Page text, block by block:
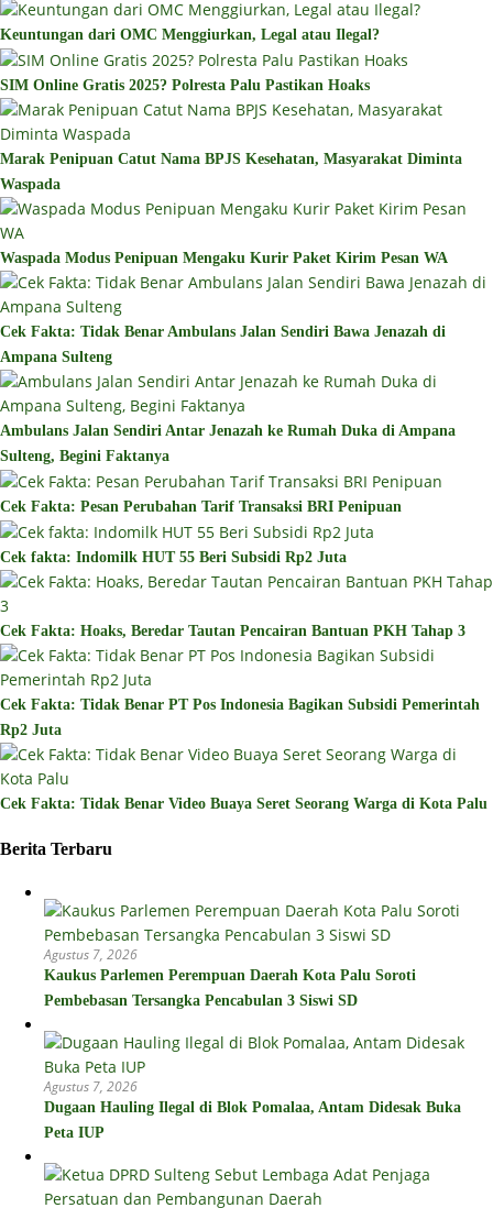
Keuntungan dari OMC Menggiurkan, Legal atau Ilegal?
SIM Online Gratis 2025? Polresta Palu Pastikan Hoaks
Marak Penipuan Catut Nama BPJS Kesehatan, Masyarakat Diminta
Waspada
Waspada Modus Penipuan Mengaku Kurir Paket Kirim Pesan WA
Cek Fakta: Tidak Benar Ambulans Jalan Sendiri Bawa Jenazah di
Ampana Sulteng
Ambulans Jalan Sendiri Antar Jenazah ke Rumah Duka di Ampana
Sulteng, Begini Faktanya
Cek Fakta: Pesan Perubahan Tarif Transaksi BRI Penipuan
Cek fakta: Indomilk HUT 55 Beri Subsidi Rp2 Juta
Cek Fakta: Hoaks, Beredar Tautan Pencairan Bantuan PKH Tahap 3
Cek Fakta: Tidak Benar PT Pos Indonesia Bagikan Subsidi Pemerintah
Rp2 Juta
Cek Fakta: Tidak Benar Video Buaya Seret Seorang Warga di Kota Palu
Berita Terbaru
Agustus 7, 2026
Kaukus Parlemen Perempuan Daerah Kota Palu Soroti
Pembebasan Tersangka Pencabulan 3 Siswi SD
Agustus 7, 2026
Dugaan Hauling Ilegal di Blok Pomalaa, Antam Didesak Buka
Peta IUP